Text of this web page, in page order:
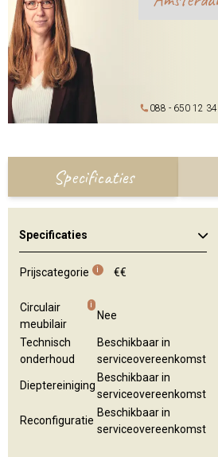
088 - 650 12 34
Specificaties
Specificaties
Prijscategorie i €€
Circulair
meubilair
i
Nee
Technisch
onderhoud
Beschikbaar in
serviceovereenkomst
Dieptereiniging
Beschikbaar in
serviceovereenkomst
Reconfiguratie
Beschikbaar in
serviceovereenkomst